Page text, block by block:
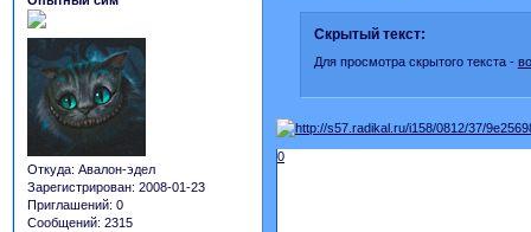
Откуда: Авалон-эдел
Зарегистрирован: 2008-01-23
Приглашений: 0
Сообщений: 2315
Скрытый текст:
Для просмотра скрытого текста -
0